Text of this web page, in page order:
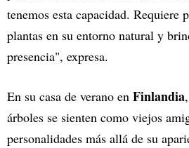
tenemos esta capacidad. Requiere
plantas en su entorno natural y
presencia", expresa.
En su casa de verano en Finlandia
árboles se sienten como viejos
personalidades más allá de su